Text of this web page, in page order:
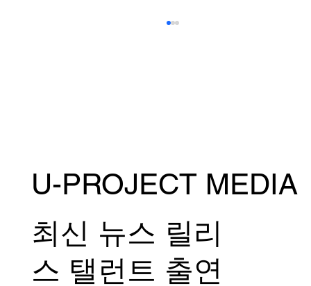
7월 27일 일요일 RIZIN 플라이급 GP 1라
로 확정!
U-PROJECT MEDIA
최신 뉴스 릴리
스 탤런트 출연